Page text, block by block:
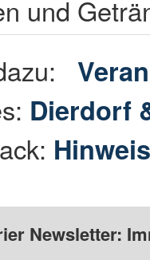
und
Dierdorf
Newsletter: